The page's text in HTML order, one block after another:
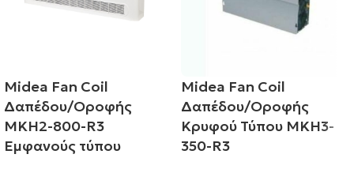
Midea Fan Coil
Δαπέδου/Οροφής
MKH2-800-R3
Εμφανούς τύπου
Midea Fan Coil
Δαπέδου/Οροφής
Κρυφού Τύπου MKH3-
350-R3